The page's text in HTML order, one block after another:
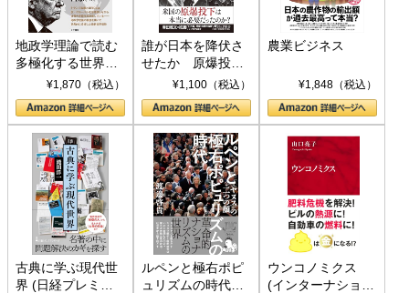
地政学理論で読む
多極化する世界：
トランプとBRICS
の挑戦
¥1,870（税込）
誰が日本を降伏さ
せたか 原爆投
下、ソ連参戦、そ
して聖断 (PHP新
書)
¥1,100（税込）
農業ビジネス
¥1,848（税込）
古典に学ぶ現代世
界 (日経プレミア
ルペンと極右ポピ
ュリズムの時代：
ウンコノミクス
(インターナショナ